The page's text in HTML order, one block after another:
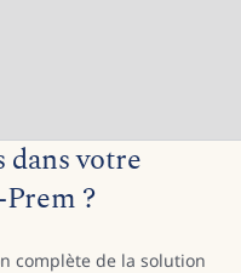
dans votre
?
complète de la solution